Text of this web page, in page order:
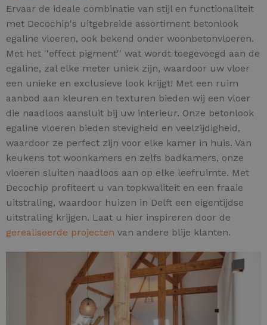
Ervaar de ideale combinatie van stijl en functionaliteit
met Decochip's uitgebreide assortiment betonlook
egaline vloeren, ook bekend onder woonbetonvloeren.
Met het ''effect pigment'' wat wordt toegevoegd aan de
egaline, zal elke meter uniek zijn, waardoor uw vloer
een unieke en exclusieve look krijgt! Met een ruim
aanbod aan kleuren en texturen bieden wij een vloer
die naadloos aansluit bij uw interieur. Onze betonlook
egaline vloeren bieden stevigheid en veelzijdigheid,
waardoor ze perfect zijn voor elke kamer in huis. Van
keukens tot woonkamers en zelfs badkamers, onze
vloeren sluiten naadloos aan op elke leefruimte. Met
Decochip profiteert u van topkwaliteit en een fraaie
uitstraling, waardoor huizen in Delft een eigentijdse
uitstraling krijgen. Laat u hier inspireren door de
gerealiseerde projecten van andere blije klanten.